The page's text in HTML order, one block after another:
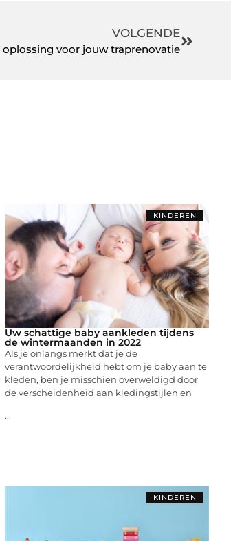
VOLGENDE
voor jouw traprenovatie
KINDEREN
Uw schattige baby aankleden tijdens
de wintermaanden in 2022
Als je onlangs merkt dat je de
verantwoordelijkheid hebt om je baby aan te
kleden, ben je misschien overweldigd door
de verscheidenheid aan kledingstijlen en
...
KINDEREN